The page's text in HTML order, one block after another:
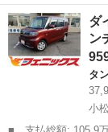
名： ダイハツ ■
バＸ ＳＡＩＩ☆車
メラ☆ＥＴＣ...
石川 小松市
ダ
ン
タ
小